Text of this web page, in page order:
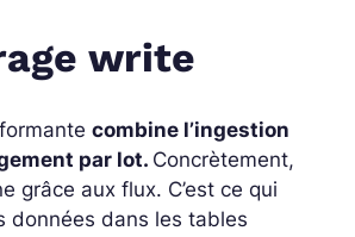
write
combine l’ingestion
par lot. Concrètement,
grâce aux flux. C’est ce qui
données dans les tables